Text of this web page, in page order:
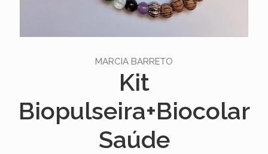
MARCIA BARRETO
Kit
Biopulseira+Biocolar
Saúde